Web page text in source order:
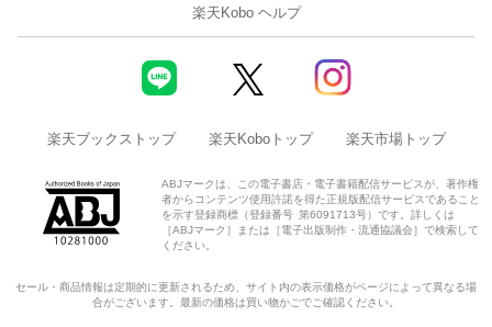
楽天Kobo ヘルプ
楽天ブックストップ 楽天Koboトップ 楽天市場トップ
ABJマークは、この電子書店・電子書籍配信サービスが、著作権
者からコンテンツ使用許諾を得た正規版配信サービスであること
を示す登録商標（登録番号 第6091713号）です。詳しくは
［ABJマーク］または［電子出版制作・流通協議会］で検索して
ください。
セール・商品情報は定期的に更新されるため、サイト内の表示価格がページによって異なる場
合がございます。最新の価格は買い物かごでご確認ください。